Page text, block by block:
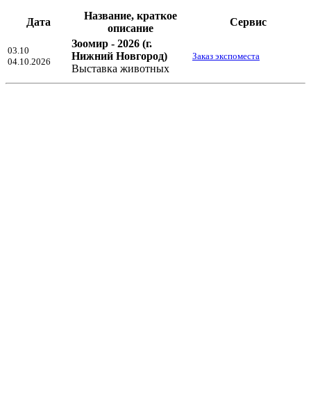
Дата
Название, краткое
описание
Сервис
03.10
04.10.2026
Зоомир - 2026 (г.
Нижний Новгород)
Выставка животных
Заказ экспоместа